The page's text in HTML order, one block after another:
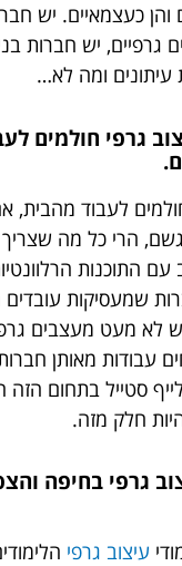
והן כעצמאיים. יש
יש חברות
עיתונים ומה לא…
גרפי חולמים
לעבוד מהבית,
הרי כל מה
התוכנות
שמעסיקות
לא מעט מעצבים
עבודות מאותן
סטייל בתחום הזה
חלק מזה.
גרפי בחיפה
עיצוב גרפי